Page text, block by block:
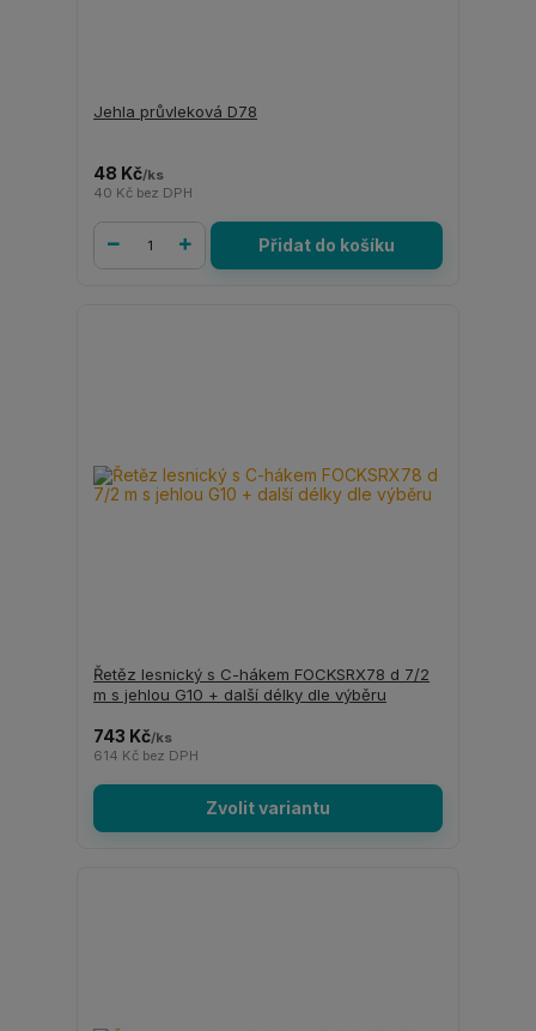
Jehla průvleková D78
48 Kč/ks
40 Kč bez DPH
Přidat do košíku
Řetěz lesnický s C-hákem FOCKSRX78 d 7/2
m s jehlou G10 + další délky dle výběru
743 Kč/ks
614 Kč bez DPH
Zvolit variantu